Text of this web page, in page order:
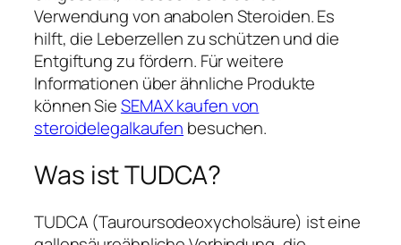
Verwendung von anabolen Steroiden. Es
hilft, die Leberzellen zu schützen und die
Entgiftung zu fördern. Für weitere
Informationen über ähnliche Produkte
können SieSEMAX kaufen von
steroidelegalkaufen besuchen.
Was ist TUDCA?
TUDCA (Tauroursodeoxycholsäure) ist eine